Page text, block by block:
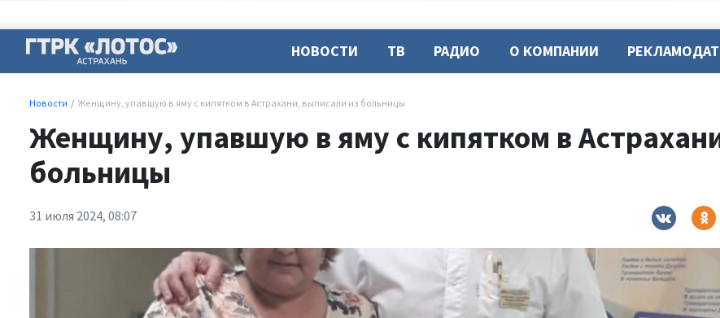
НОВОСТИ ТВ РАДИО О КОМПАНИИ
Новости Женщину, упавшую в яму с кипятком в Астрахани, выписали из больницы
Женщину, упавшую в яму с кипятком в
больницы
31 июля 2024, 08:07